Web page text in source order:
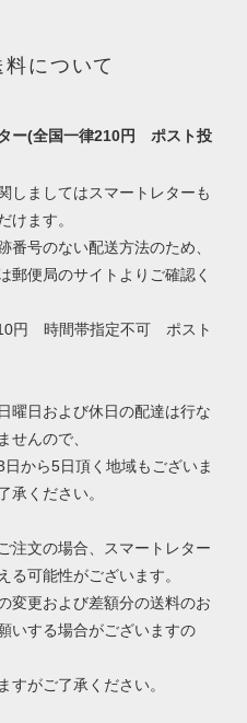
について
ー(全国一律210円 ポスト投
しましてはスマートレターも
けます。
番号のない配送方法のため、
郵便局のサイトよりご確認く
円 時間帯指定不可 ポスト
曜日および休日の配達は行な
せんので、
から5日頂く地域もございま
承ください。
注文の場合、スマートレター
る可能性がございます。
変更および差額分の送料のお
いする場合がございますの
すがご了承ください。